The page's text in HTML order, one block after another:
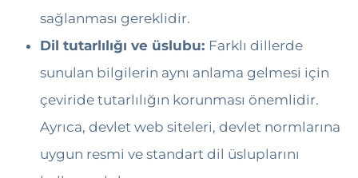
sağlanması gereklidir.
Dil tutarlılığı ve üslubu: Farklı dillerde
sunulan bilgilerin aynı anlama gelmesi için
çeviride tutarlılığın korunması önemlidir.
Ayrıca, devlet web siteleri, devlet normlarına
uygun resmi ve standart dil üsluplarını